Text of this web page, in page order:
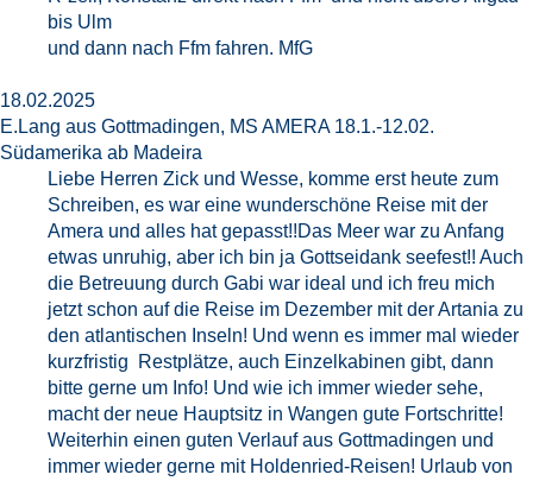
bis Ulm
und dann nach Ffm fahren. MfG
18.02.2025
E.Lang aus Gottmadingen, MS AMERA 18.1.-12.02.
Südamerika ab Madeira
Liebe Herren Zick und Wesse, komme erst heute zum
Schreiben, es war eine wunderschöne Reise mit der
Amera und alles hat gepasst!!Das Meer war zu Anfang
etwas unruhig, aber ich bin ja Gottseidank seefest!! Auch
die Betreuung durch Gabi war ideal und ich freu mich
jetzt schon auf die Reise im Dezember mit der Artania zu
den atlantischen Inseln! Und wenn es immer mal wieder
kurzfristig Restplätze, auch Einzelkabinen gibt, dann
bitte gerne um Info! Und wie ich immer wieder sehe,
macht der neue Hauptsitz in Wangen gute Fortschritte!
Weiterhin einen guten Verlauf aus Gottmadingen und
immer wieder gerne mit Holdenried-Reisen! Urlaub von